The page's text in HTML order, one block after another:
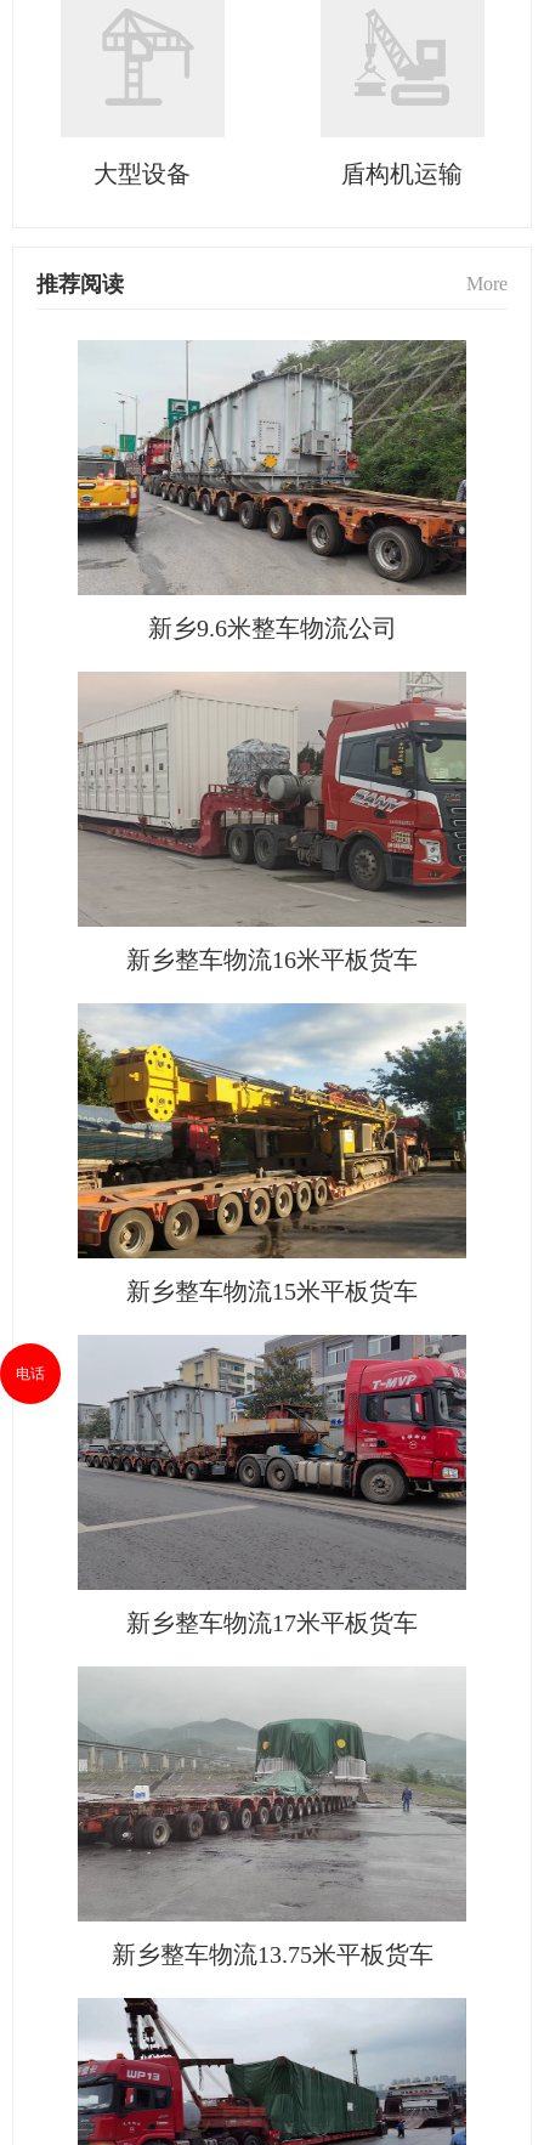
大型设备 盾构机运输
推荐阅读 More
新乡9.6米整车物流公司
新乡整车物流16米平板货车
新乡整车物流15米平板货车
新乡整车物流17米平板货车
新乡整车物流13.75米平板货车
电话